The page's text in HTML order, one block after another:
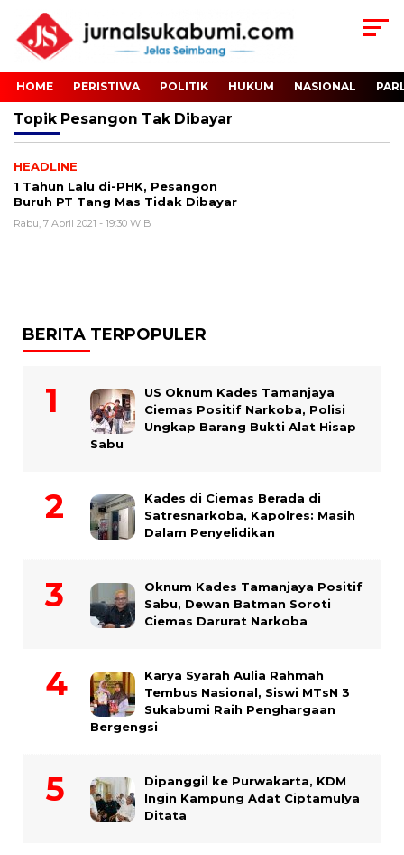
HOME PERISTIWA POLITIK HUKUM NASIONAL
Topik Pesangon Tak Dibayar
HEADLINE
1 Tahun Lalu di-PHK, Pesangon
Buruh PT Tang Mas Tidak Dibayar
Rabu, 7 April 2021 - 19:30 WIB
BERITA TERPOPULER
US Oknum Kades Tamanjaya
Ciemas Positif Narkoba, Polisi
Ungkap Barang Bukti Alat Hisap
Sabu
Kades di Ciemas Berada di
Satresnarkoba, Kapolres: Masih
Dalam Penyelidikan
Oknum Kades Tamanjaya Positif
Sabu, Dewan Batman Soroti
Ciemas Darurat Narkoba
Karya Syarah Aulia Rahmah
Tembus Nasional, Siswi MTsN 3
Sukabumi Raih Penghargaan
Bergengsi
Dipanggil ke Purwakarta, KDM
Ingin Kampung Adat Ciptamulya
Ditata